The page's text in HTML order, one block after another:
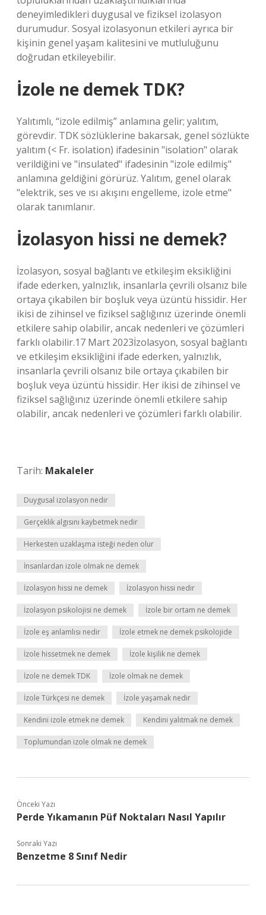
deneyimledikleri duygusal ve fiziksel izolasyon
durumudur. Sosyal izolasyonun etkileri ayrıca bir
kişinin genel yaşam kalitesini ve mutluluğunu
doğrudan etkileyebilir.
İzole ne demek TDK?
Yalıtımlı, “izole edilmiş” anlamına gelir; yalıtım,
görevdir. TDK sözlüklerine bakarsak, genel sözlükte
yalıtım (< Fr. isolation) ifadesinin "isolation" olarak
verildiğini ve "insulated" ifadesinin "izole edilmiş"
anlamına geldiğini görürüz. Yalıtım, genel olarak
"elektrik, ses ve ısı akışını engelleme, izole etme"
olarak tanımlanır.
İzolasyon hissi ne demek?
İzolasyon, sosyal bağlantı ve etkileşim eksikliğini
ifade ederken, yalnızlık, insanlarla çevrili olsanız bile
ortaya çıkabilen bir boşluk veya üzüntü hissidir. Her
ikisi de zihinsel ve fiziksel sağlığınız üzerinde önemli
etkilere sahip olabilir, ancak nedenleri ve çözümleri
farklı olabilir.17 Mart 2023İzolasyon, sosyal bağlantı
ve etkileşim eksikliğini ifade ederken, yalnızlık,
insanlarla çevrili olsanız bile ortaya çıkabilen bir
boşluk veya üzüntü hissidir. Her ikisi de zihinsel ve
fiziksel sağlığınız üzerinde önemli etkilere sahip
olabilir, ancak nedenleri ve çözümleri farklı olabilir.
Tarih: Makaleler
Duygusal izolasyon nedir
Gerçeklik algısını kaybetmek nedir
Herkesten uzaklaşma isteği neden olur
İnsanlardan izole olmak ne demek
İzolasyon hissi ne demek İzolasyon hissi nedir
İzolasyon psikolojisi ne demek İzole bir ortam ne demek
İzole eş anlamlısı nedir İzole etmek ne demek psikolojide
İzole hissetmek ne demek İzole kişilik ne demek
İzole ne demek TDK İzole olmak ne demek
İzole Türkçesi ne demek İzole yaşamak nedir
Kendini izole etmek ne demek Kendini yalıtmak ne demek
Toplumundan izole olmak ne demek
Önceki Yazı
Perde Yıkamanın Püf Noktaları Nasıl Yapılır
Sonraki Yazı
Benzetme 8 Sınıf Nedir